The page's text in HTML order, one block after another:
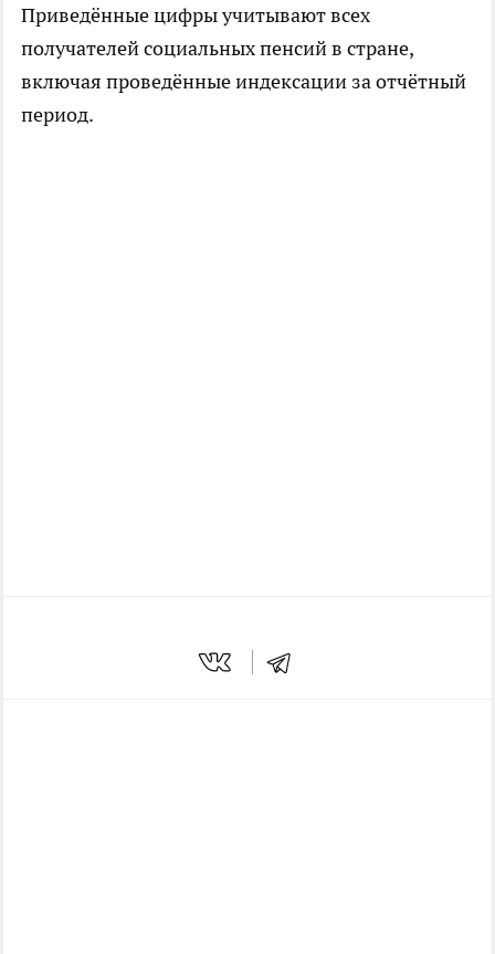
Приведённые цифры учитывают всех
получателей социальных пенсий в стране,
включая проведённые индексации за отчётный
период.